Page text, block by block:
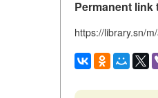
Permanent
https://library.sn/